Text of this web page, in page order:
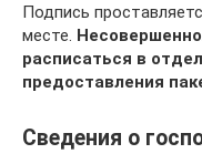
Подпись
месте.
расписаться в
предоставления
Сведения о